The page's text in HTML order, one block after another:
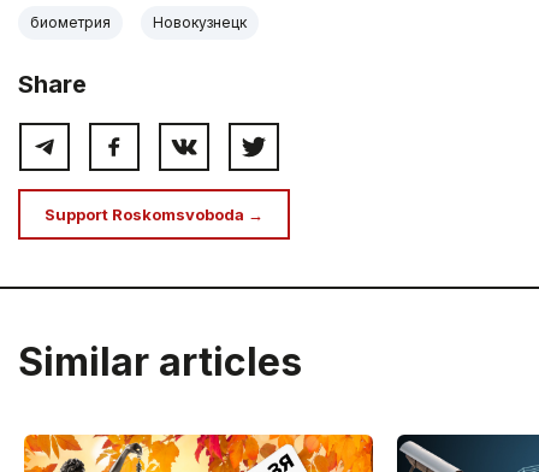
биометрия Новокузнецк
Share
Support Roskomsvoboda →
Similar articles